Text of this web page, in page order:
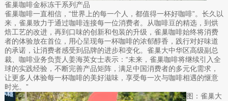
雀巢咖啡金标冻干系列产品
雀巢咖啡一直相信，“世界上的每一个人，都值得一杯好咖啡”。长久以
来，雀巢致力于通过咖啡连接每一位消费者。从咖啡豆的精选，到烘
焙工艺的改进，再到口味的创新和包装的升级，雀巢咖啡始终将消费
者的体验放在首位，用心呈现每一杯咖啡的浓郁醇香，践行对好味道
的承诺，让消费者感受到品牌的进步和变化。雀巢大中华区高级副总
裁、咖啡业务负责人姜海英女士表示：“未来，雀巢咖啡将继续引入全
球的实践经验，不断完善产品矩阵，满足中国消费者的多元化需求，
让更多人体验每一杯咖啡的美好滋味，享受每一次与咖啡相遇的惬意
时光。”
图：雀巢大